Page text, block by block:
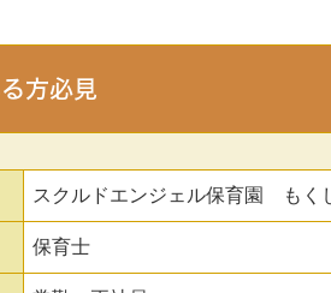
方必見
スクルドエンジェル保育園 もく
保育士